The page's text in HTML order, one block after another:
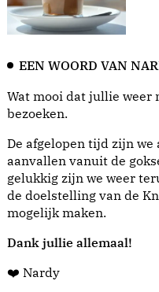
EEN WOORD VAN
Wat mooi dat jullie weer
bezoeken.
De afgelopen tijd zijn we
aanvallen vanuit de
gelukkig zijn we weer
de doelstelling van de
mogelijk maken.
Dank jullie allemaal!
❤️ Nardy